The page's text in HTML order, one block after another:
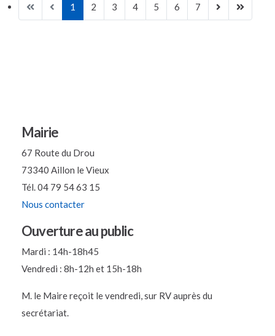
Mairie
67 Route du Drou
73340 Aillon le Vieux
Tél. 04 79 54 63 15
Nous contacter
Ouverture au public
Mardi : 14h-18h45
Vendredi : 8h-12h et 15h-18h
M. le Maire reçoit le vendredi, sur RV auprès du
secrétariat.
1 2 3 4 5 6 7